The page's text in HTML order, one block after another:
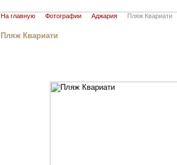
На главную Фотографии Аджария Пляж Квариати
Пляж Квариати